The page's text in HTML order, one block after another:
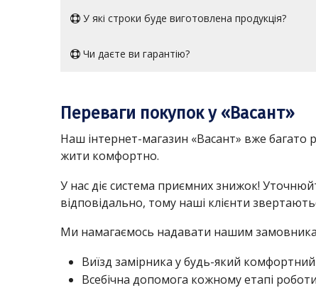
У які строки буде виготовлена продукція?
Чи даєте ви гарантію?
Переваги покупок у «Васант»
Наш інтернет-магазин «Васант» вже багато
жити комфортно.
У нас діє система приємних знижок!
відповідально, тому наші клієнти
Ми намагаємось надавати нашим
Виїзд замірника у будь-який
Всебічна допомога кожному етапі